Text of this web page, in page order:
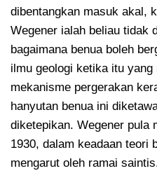
dibentangkan masuk akal,
Wegener ialah beliau tidak
bagaimana benua boleh
ilmu geologi ketika itu yang
mekanisme pergerakan
hanyutan benua ini
diketepikan. Wegener pula
1930, dalam keadaan teori
mengarut oleh ramai